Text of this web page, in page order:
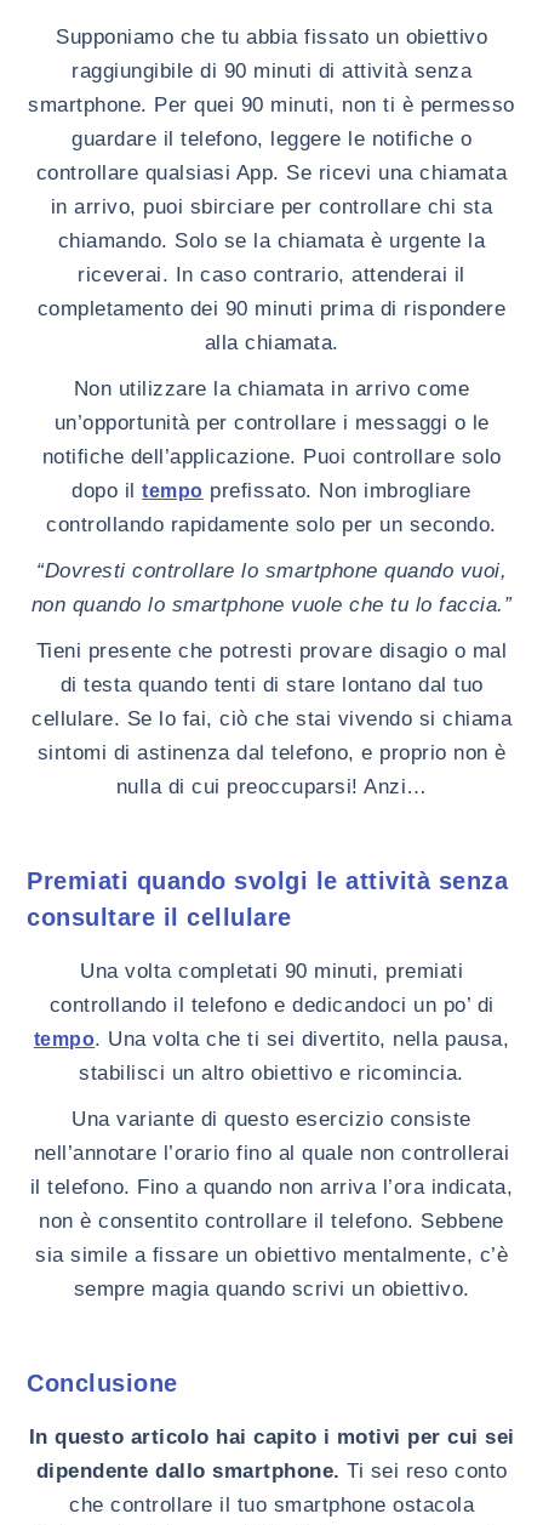
Supponiamo che tu abbia fissato un obiettivo
raggiungibile di 90 minuti di attività senza
smartphone. Per quei 90 minuti, non ti è permesso
guardare il telefono, leggere le notifiche o
controllare qualsiasi App. Se ricevi una chiamata
in arrivo, puoi sbirciare per controllare chi sta
chiamando. Solo se la chiamata è urgente la
riceverai. In caso contrario, attenderai il
completamento dei 90 minuti prima di rispondere
alla chiamata.
Non utilizzare la chiamata in arrivo come
un’opportunità per controllare i messaggi o le
notifiche dell’applicazione. Puoi controllare solo
dopo iltempo prefissato. Non imbrogliare
controllando rapidamente solo per un secondo.
“Dovresti controllare lo smartphone quando vuoi,
non quando lo smartphone vuole che tu lo faccia.”
Tieni presente che potresti provare disagio o mal
di testa quando tenti di stare lontano dal tuo
cellulare. Se lo fai, ciò che stai vivendo si chiama
sintomi di astinenza dal telefono, e proprio non è
nulla di cui preoccuparsi! Anzi…
Premiati quando svolgi le attività senza
consultare il cellulare
Una volta completati 90 minuti, premiati
controllando il telefono e dedicandoci un po’ di
tempo. Una volta che ti sei divertito, nella pausa,
stabilisci un altro obiettivo e ricomincia.
Una variante di questo esercizio consiste
nell’annotare l’orario fino al quale non controllerai
il telefono. Fino a quando non arriva l’ora indicata,
non è consentito controllare il telefono. Sebbene
sia simile a fissare un obiettivo mentalmente, c’è
sempre magia quando scrivi un obiettivo.
Conclusione
In questo articolo hai capito i motivi per cui sei
dipendente dallo smartphone. Ti sei reso conto
che controllare il tuo smartphone ostacola